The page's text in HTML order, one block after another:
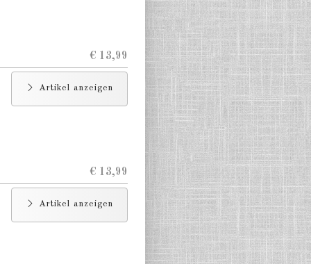
€ 13,99
Artikel anzeigen
€ 13,99
Artikel anzeigen